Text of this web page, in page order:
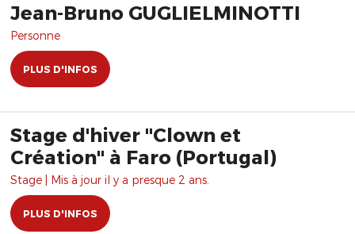
Jean-Bruno GUGLIELMINOTTI
Personne
PLUS D'INFOS
Stage d'hiver "Clown et
Création" à Faro (Portugal)
Stage | Mis à jour il y a presque 2 ans.
PLUS D'INFOS